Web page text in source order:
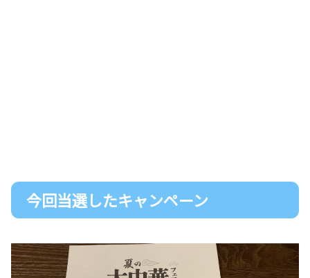
今回当選したキャンペーン